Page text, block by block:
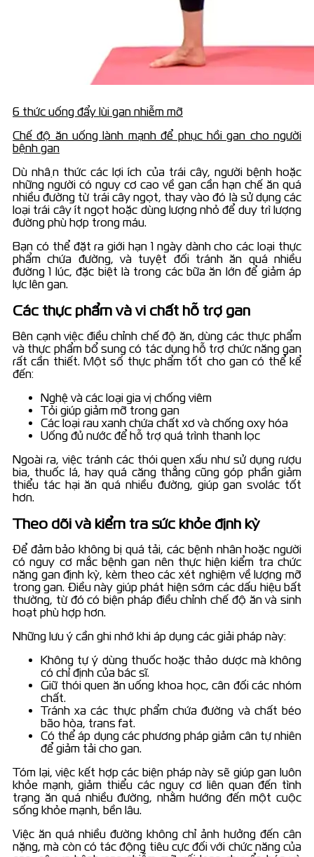
6 thức uống đẩy lùi gan nhiễm mỡ
Chế độ ăn uống lành mạnh để phục hồi gan cho người
bệnh gan
Dù nhận thức các lợi ích của trái cây, người bệnh hoặc
những người có nguy cơ cao về gan cần hạn chế ăn quá
nhiều đường từ trái cây ngọt, thay vào đó là sử dụng các
loại trái cây ít ngọt hoặc dùng lượng nhỏ để duy trì lượng
đường phù hợp trong máu.
Bạn có thể đặt ra giới hạn 1 ngày dành cho các loại thực
phẩm chứa đường, và tuyệt đối tránh ăn quá nhiều
đường 1 lúc, đặc biệt là trong các bữa ăn lớn để giảm áp
lực lên gan.
Các thực phẩm và vi chất hỗ trợ gan
Bên cạnh việc điều chỉnh chế độ ăn, dùng các thực phẩm
và thực phẩm bổ sung có tác dụng hỗ trợ chức năng gan
rất cần thiết. Một số thực phẩm tốt cho gan có thể kể
đến:
Nghệ và các loại gia vị chống viêm
Tỏi giúp giảm mỡ trong gan
Các loại rau xanh chứa chất xơ và chống oxy hóa
Uống đủ nước để hỗ trợ quá trình thanh lọc
Ngoài ra, việc tránh các thói quen xấu như sử dụng rượu
bia, thuốc lá, hay quá căng thẳng cũng góp phần giảm
thiểu tác hại ăn quá nhiều đường, giúp gan svolác tốt
hơn.
Theo dõi và kiểm tra sức khỏe định kỳ
Để đảm bảo không bị quá tải, các bệnh nhân hoặc người
có nguy cơ mắc bệnh gan nên thực hiện kiểm tra chức
năng gan định kỳ, kèm theo các xét nghiệm về lượng mỡ
trong gan. Điều này giúp phát hiện sớm các dấu hiệu bất
thường, từ đó có biện pháp điều chỉnh chế độ ăn và sinh
hoạt phù hợp hơn.
Những lưu ý cần ghi nhớ khi áp dụng các giải pháp này:
Không tự ý dùng thuốc hoặc thảo dược mà không
có chỉ định của bác sĩ.
Giữ thói quen ăn uống khoa học, cân đối các nhóm
chất.
Tránh xa các thực phẩm chứa đường và chất béo
bão hòa, trans fat.
Có thể áp dụng các phương pháp giảm cân tự nhiên
để giảm tải cho gan.
Tóm lại, việc kết hợp các biện pháp này sẽ giúp gan luôn
khỏe mạnh, giảm thiểu các nguy cơ liên quan đến tình
trạng ăn quá nhiều đường, nhằm hướng đến một cuộc
sống khỏe mạnh, bền lâu.
Việc ăn quá nhiều đường không chỉ ảnh hưởng đến cân
nặng, mà còn có tác động tiêu cực đối với chức năng của